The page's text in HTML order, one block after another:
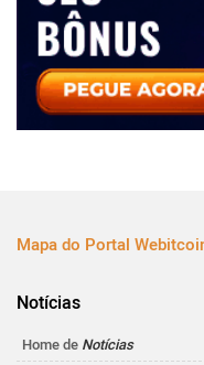
Mapa do Portal
Notícias
Home de Notícias